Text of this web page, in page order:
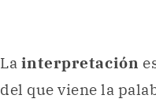
La interpretación
del que viene la